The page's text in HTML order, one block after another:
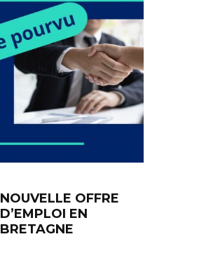
NOUVELLE OFFRE
D’EMPLOI EN
BRETAGNE